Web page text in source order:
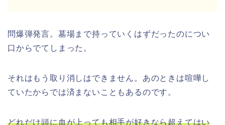
問爆弾発言。墓場まで持っていくはずだったのについ
口からでてしまった。
それはもう取り消しはできません。あのときは喧嘩し
ていたからでは済まないこともあるのです。
どれだけ頭に血が上っても相手が好きなら超えてはい